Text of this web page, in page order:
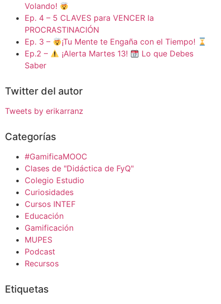
Volando!
Ep. 4 – 5 CLAVES para VENCER la
PROCRASTINACIÓN
Ep. 3 –
¡Tu Mente te Engaña con el Tiempo!
Ep.2 –
¡Alerta Martes 13!
Lo que Debes
Saber
Twitter del autor
Tweets by erikarranz
Categorías
#GamificaMOOC
Clases de "Didáctica de FyQ"
Colegio Estudio
Curiosidades
Cursos INTEF
Educación
Gamificación
MUPES
Podcast
Recursos
Etiquetas